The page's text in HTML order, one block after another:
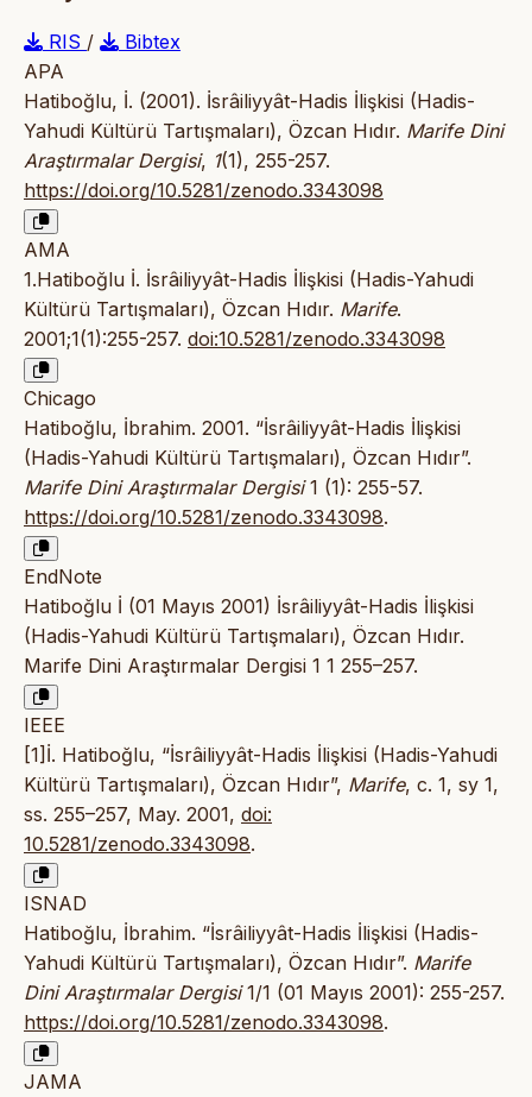
RIS /
Bibtex
APA
Hatiboğlu, İ. (2001). İsrâiliyyât-Hadis İlişkisi (Hadis-
Yahudi Kültürü Tartışmaları), Özcan Hıdır. Marife Dini
Araştırmalar Dergisi, 1(1), 255-257.
https://doi.org/10.5281/zenodo.3343098
AMA
1.Hatiboğlu İ. İsrâiliyyât-Hadis İlişkisi (Hadis-Yahudi
Kültürü Tartışmaları), Özcan Hıdır. Marife.
2001;1(1):255-257. doi:10.5281/zenodo.3343098
Chicago
Hatiboğlu, İbrahim. 2001. “İsrâiliyyât-Hadis İlişkisi
(Hadis-Yahudi Kültürü Tartışmaları), Özcan Hıdır”.
Marife Dini Araştırmalar Dergisi1 (1): 255-57.
https://doi.org/10.5281/zenodo.3343098.
EndNote
Hatiboğlu İ (01 Mayıs 2001) İsrâiliyyât-Hadis İlişkisi
(Hadis-Yahudi Kültürü Tartışmaları), Özcan Hıdır.
Marife Dini Araştırmalar Dergisi 1 1 255–257.
IEEE
[1]İ. Hatiboğlu, “İsrâiliyyât-Hadis İlişkisi (Hadis-Yahudi
Kültürü Tartışmaları), Özcan Hıdır”, Marife, c. 1, sy 1,
ss. 255–257, May. 2001, doi:
10.5281/zenodo.3343098.
ISNAD
Hatiboğlu, İbrahim. “İsrâiliyyât-Hadis İlişkisi (Hadis-
Yahudi Kültürü Tartışmaları), Özcan Hıdır”. Marife
Dini Araştırmalar Dergisi1/1 (01 Mayıs 2001): 255-257.
https://doi.org/10.5281/zenodo.3343098.
JAMA